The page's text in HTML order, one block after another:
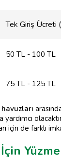
Tek Giriş Ücreti
50 TL - 100 TL
75 TL - 125 TL
yardımcı
için de farklı